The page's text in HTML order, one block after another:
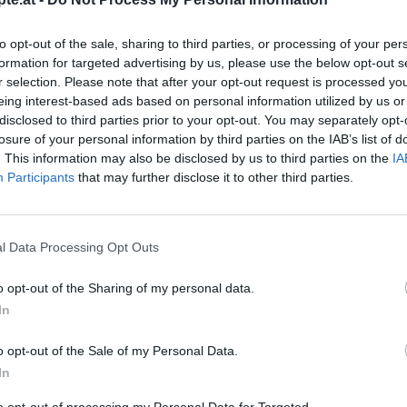
opt-out of the sale, sharing to third parties, or processing of your
for targeted advertising by us, please use the below opt-out
selection. Please note that after your opt-out request is processed
interest-based ads based on personal information utilized by us
to third parties prior to your opt-out. You may separately
of your personal information by third parties on the IAB’s list of
This information may also be disclosed by us to third parties on the
Participants that may further disclose it to other third parties.
Data Processing Opt Outs
opt-out of the Sharing of my personal data.
opt-out of the Sale of my Personal Data.
schlagen. Nach
zugeben,
wieder gut durchrühren,
entstehen. Mit dem
für etwa drei bis vier
sich ein homogener Teig
Backpapier auslegen
geben. Glatt
der Kuchen leicht
einer Stricknadel oder
bis fünfzig Mal
sofort über den Kuchen
abkühlen
Like uns auf Facebook...